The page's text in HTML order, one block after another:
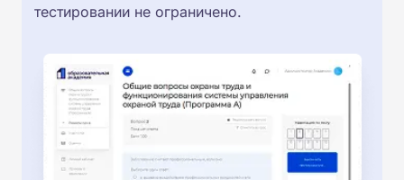
тестировании не ограничено.